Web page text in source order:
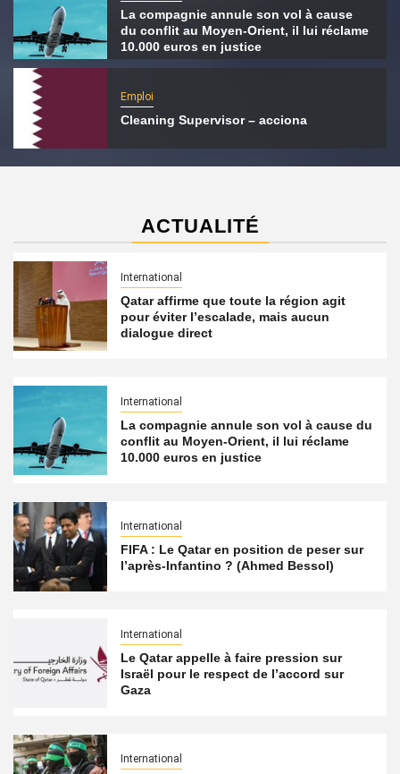
La compagnie annule son vol à cause
du conflit au Moyen-Orient, il lui réclame
10.000 euros en justice
Emploi
Cleaning Supervisor – acciona
ACTUALITÉ
International
Qatar affirme que toute la région agit
pour éviter l’escalade, mais aucun
dialogue direct
International
La compagnie annule son vol à cause du
conflit au Moyen-Orient, il lui réclame
10.000 euros en justice
International
FIFA : Le Qatar en position de peser sur
l’après-Infantino ? (Ahmed Bessol)
International
Le Qatar appelle à faire pression sur
Israël pour le respect de l’accord sur
Gaza
International